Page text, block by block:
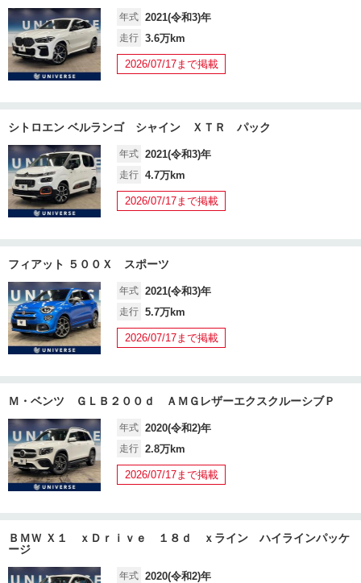
年式 2021(令和3)年
走行 3.6万km
2026/07/17まで掲載
シトロエン ベルランゴ シャイン ＸＴＲ パック
年式 2021(令和3)年
走行 4.7万km
2026/07/17まで掲載
フィアット ５００Ｘ スポーツ
年式 2021(令和3)年
走行 5.7万km
2026/07/17まで掲載
Ｍ・ベンツ ＧＬＢ２００ｄ ＡＭＧレザーエクスクルーシブＰ
年式 2020(令和2)年
走行 2.8万km
2026/07/17まで掲載
ＢＭＷ Ｘ１ ｘＤｒｉｖｅ １８ｄ ｘライン ハイラインパッケ
ージ
年式 2020(令和2)年